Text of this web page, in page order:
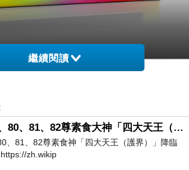
繼續閱讀
2026.7.10，第79、80、81、82尊素食大神「四大天王（護界）」降臨寶島台灣（6）
、81、82尊素食神「四大天王（護界）」降臨
zh.wikip